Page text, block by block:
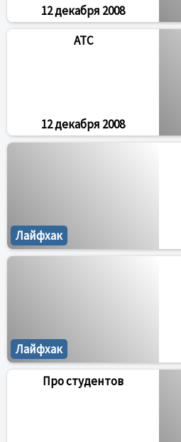
12 декабря 2008
ATC
12 декабря 2008
Лайфхак
Лайфхак
Про студентов